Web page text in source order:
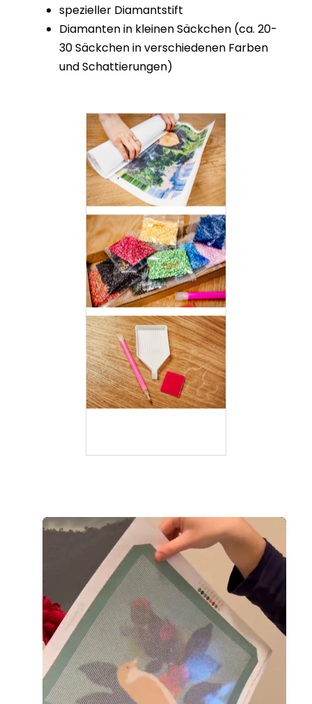
spezieller Diamantstift
Diamanten in kleinen Säckchen (ca. 20-
30 Säckchen in verschiedenen Farben
und Schattierungen)